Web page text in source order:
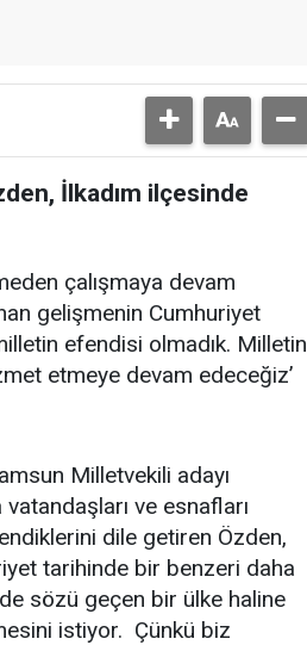
İlkadım ilçesinde
çalışmaya devam
gelişmenin Cumhuriyet
efendisi olmadık. Milletin
etmeye devam edeceğiz’
Milletvekili adayı
ve esnafları
dile getiren Özden,
tarihinde bir benzeri daha
sözü geçen bir ülke haline
istiyor. Çünkü biz